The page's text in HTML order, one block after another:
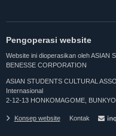
Pengoperasi website
Website ini dioperasikan oleh ASIAN
BENESSE CORPORATION
ASIAN STUDENTS CULTURAL
Internasional
2-12-13 HONKOMAGOME,
Konsep website Kontak